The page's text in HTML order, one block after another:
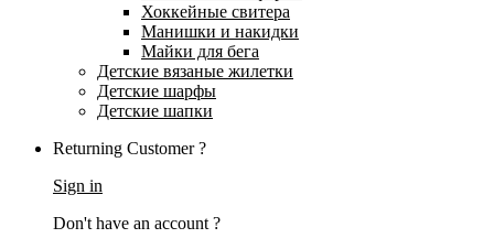
Хоккейные свитера
Манишки и накидки
Майки для бега
Детские вязаные жилетки
Детские шарфы
Детские шапки
Returning Customer ?
Sign in
Don't have an account ?